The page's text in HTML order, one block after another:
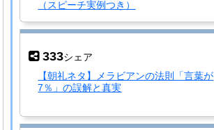
（スピーチ実例つき）
333シェア
【朝礼ネタ】メラビアンの法則「言葉が
7％」の誤解と真実